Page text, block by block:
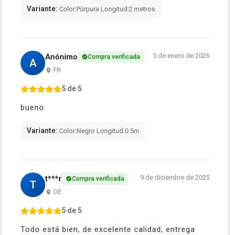
Variante: Color:Púrpura Longitud:2 metros
A Anónimo Compra verificada
FR
5 de enero de 2026
5 de 5
bueno
Variante: Color:Negro Longitud:0.5m
T t***r Compra verificada
DE
9 de diciembre de 2025
5 de 5
Todo está bien, de excelente calidad, entrega